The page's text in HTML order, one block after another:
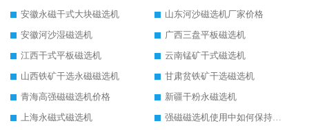
安徽永磁干式大块磁选机
山东河沙磁选机厂家价格
安徽河沙湿磁选机
广西三盘平板磁选机
江西干式平板磁选机
云南锰矿干式磁选机
山西铁矿干选永磁磁选机
甘肃贫铁矿干选磁选机
青海高强磁磁选机价格
新疆干粉永磁选机
上海永磁式磁选机
强磁磁选机使用中如何保持其顺畅运行